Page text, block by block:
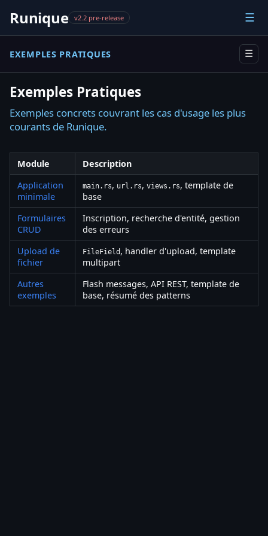
Runique v2.2 pre-release ☰
EXEMPLES PRATIQUES ☰
Exemples Pratiques
Exemples concrets couvrant les cas d'usage les plus
courants de Runique.
Module
Description
Application
minimale
main.rs, url.rs, views.rs, template de
base
Formulaires
CRUD
Inscription, recherche d'entité, gestion
des erreurs
Upload de
fichier
FileField , handler d'upload, template
multipart
Autres
exemples
Flash messages, API REST, template de
base, résumé des patterns